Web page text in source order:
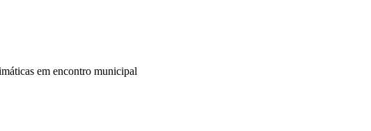
em encontro municipal